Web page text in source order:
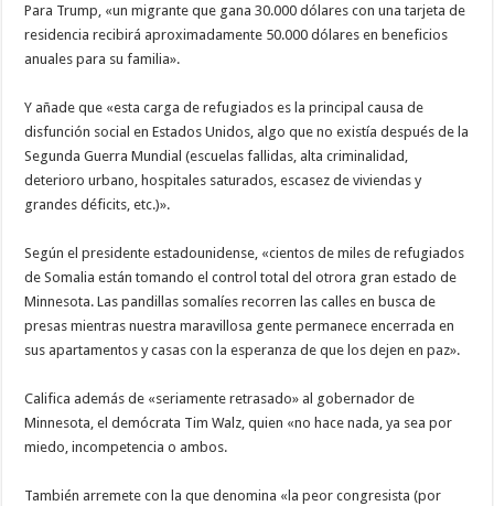
Para Trump, «un migrante que gana 30.000 dólares con una tarjeta de
residencia recibirá aproximadamente 50.000 dólares en beneficios
anuales para su familia».
Y añade que «esta carga de refugiados es la principal causa de
disfunción social en Estados Unidos, algo que no existía después de la
Segunda Guerra Mundial (escuelas fallidas, alta criminalidad,
deterioro urbano, hospitales saturados, escasez de viviendas y
grandes déficits, etc.)».
Según el presidente estadounidense, «cientos de miles de refugiados
de Somalia están tomando el control total del otrora gran estado de
Minnesota. Las pandillas somalíes recorren las calles en busca de
presas mientras nuestra maravillosa gente permanece encerrada en
sus apartamentos y casas con la esperanza de que los dejen en paz».
Califica además de «seriamente retrasado» al gobernador de
Minnesota, el demócrata Tim Walz, quien «no hace nada, ya sea por
miedo, incompetencia o ambos.
También arremete con la que denomina «la peor congresista (por